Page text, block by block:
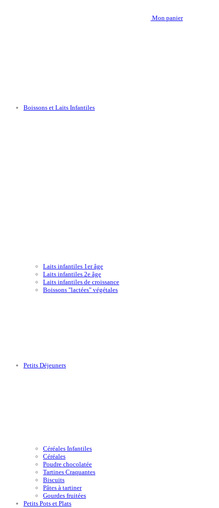
Mon panier
Boissons et Laits Infantiles
Laits infantiles 1er âge
Laits infantiles 2e âge
Laits infantiles de croissance
Boissons "lactées" végétales
Petits Déjeuners
Céréales Infantiles
Céréales
Poudre chocolatée
Tartines Craquantes
Biscuits
Pâtes à tartiner
Gourdes fruitées
Petits Pots et Plats